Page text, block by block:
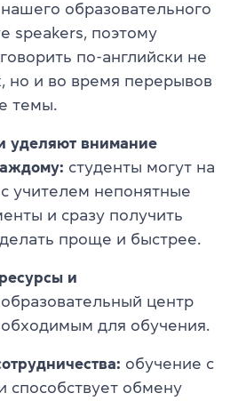
образовательного
speakers, поэтому
по-английски не
но и во время перерывов
темы.
уделяют внимание
студенты могут на
учителем непонятные
и сразу получить
проще и быстрее.
и
образовательный центр
для обучения.
обучение с
способствует обмену